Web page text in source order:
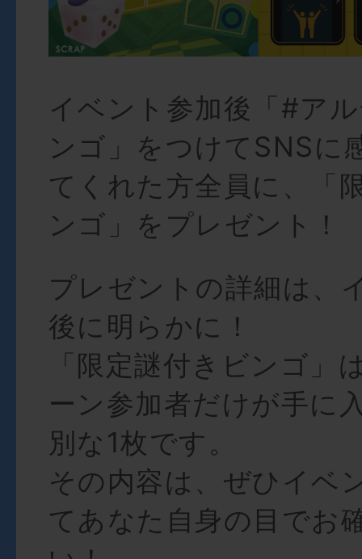
イベント参加後「#ア
ンゴ」をつけてSNSに
てくれた方全員に、「
ンゴ」をプレゼント！
プレゼントの詳細は、
後に明らかに！
「限定謎付きビンゴ」
ーン参加者だけが手に
別な1枚です。
その内容は、ぜひイベ
てあなた自身の目でお